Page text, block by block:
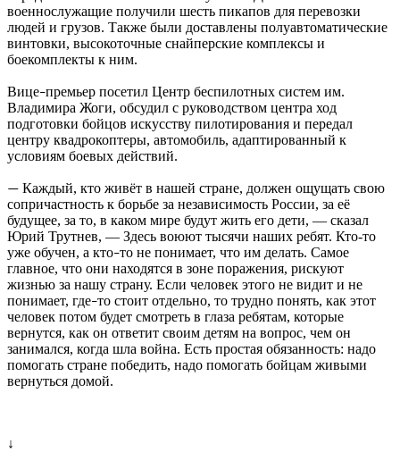
военнослужащие получили шесть пикапов для перевозки
людей и грузов. Также были доставлены полуавтоматические
винтовки, высокоточные снайперские комплексы и
боекомплекты к ним.
Вице–премьер посетил Центр беспилотных систем им.
Владимира Жоги, обсудил с руководством центра ход
подготовки бойцов искусству пилотирования и передал
центру квадрокоптеры, автомобиль, адаптированный к
условиям боевых действий.
— Каждый, кто живёт в нашей стране, должен ощущать свою
сопричастность к борьбе за независимость России, за её
будущее, за то, в каком мире будут жить его дети, — сказал
Юрий Трутнев, — Здесь воюют тысячи наших ребят. Кто-то
уже обучен, а кто–то не понимает, что им делать. Самое
главное, что они находятся в зоне поражения, рискуют
жизнью за нашу страну. Если человек этого не видит и не
понимает, где–то стоит отдельно, то трудно понять, как этот
человек потом будет смотреть в глаза ребятам, которые
вернутся, как он ответит своим детям на вопрос, чем он
занимался, когда шла война. Есть простая обязанность: надо
помогать стране победить, надо помогать бойцам живыми
вернуться домой.
↓